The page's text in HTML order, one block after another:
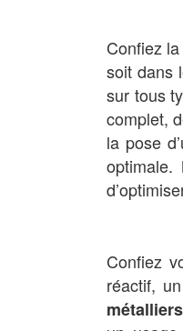
Confiez
soit dans
sur tous
complet,
la pose
optimale.
Confiez
réactif,
métalliers